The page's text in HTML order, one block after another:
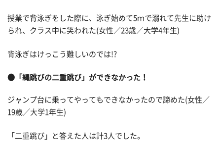
授業で背泳ぎをした際に、泳ぎ始めて5ｍで溺れて先生に助け
られ、クラス中に笑われた(女性／23歳／大学4年生)
背泳ぎはけっこう難しいのでは!?
●「縄跳びの二重跳び」ができなかった！
ジャンプ台に乗ってやってもできなかったので諦めた(女性／
19歳／大学1年生)
「二重跳び」と答えた人は計3人でした。